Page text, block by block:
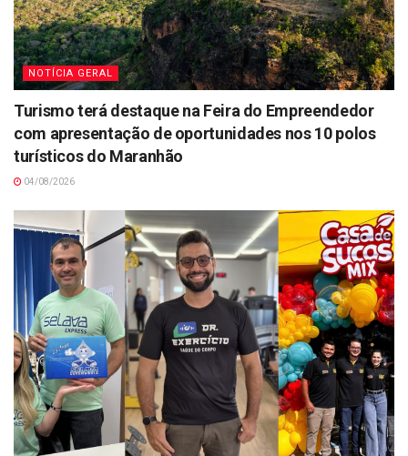
NOTÍCIA GERAL
Turismo terá destaque na Feira do Empreendedor
com apresentação de oportunidades nos 10 polos
turísticos do Maranhão
04/08/2026